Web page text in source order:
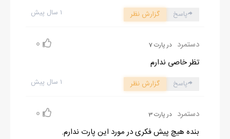
۱ سال پیش پاسخ گزارش نظر
دستمرد در پارت 7 0
تظر خاصی ندارم
۱ سال پیش پاسخ گزارش نظر
دستمرد در پارت 3 0
بنده هیچ پیش فکری در مورد این پارت ندارم.